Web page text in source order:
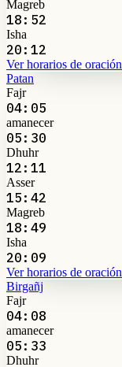
Magreb
18:52
Isha
20:12
Ver horarios de oración
Patan
Fajr
04:05
amanecer
05:30
Dhuhr
12:11
Asser
15:42
Magreb
18:49
Isha
20:09
Ver horarios de oración
Birgañj
Fajr
04:08
amanecer
05:33
Dhuhr